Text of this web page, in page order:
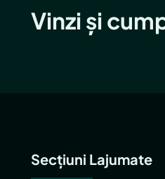
Vinzi și
Secțiuni Lajumate